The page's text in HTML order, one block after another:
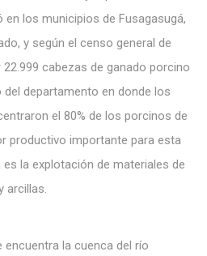
los municipios de Fusagasugá,
y según el censo general de
cabezas de ganado porcino
departamento en donde los
el 80% de los porcinos de
productivo importante para esta
la explotación de materiales de
arcillas.
la cuenca del río